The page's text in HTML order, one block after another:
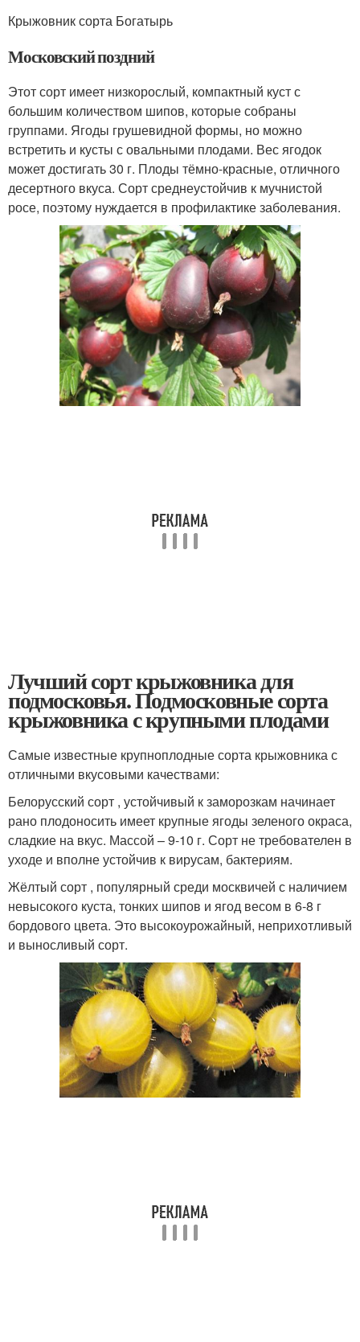
Крыжовник сорта Богатырь
Московский поздний
Этот сорт имеет низкорослый, компактный куст с
большим количеством шипов, которые собраны
группами. Ягоды грушевидной формы, но можно
встретить и кусты с овальными плодами. Вес ягодок
может достигать 30 г. Плоды тёмно-красные, отличного
десертного вкуса. Сорт среднеустойчив к мучнистой
росе, поэтому нуждается в профилактике заболевания.
Лучший сорт крыжовника для
подмосковья. Подмосковные сорта
крыжовника с крупными плодами
Самые известные крупноплодные сорта крыжовника с
отличными вкусовыми качествами:
Белорусский сорт , устойчивый к заморозкам начинает
рано плодоносить имеет крупные ягоды зеленого окраса,
сладкие на вкус. Массой – 9-10 г. Сорт не требователен в
уходе и вполне устойчив к вирусам, бактериям.
Жёлтый сорт , популярный среди москвичей с наличием
невысокого куста, тонких шипов и ягод весом в 6-8 г
бордового цвета. Это высокоурожайный, неприхотливый
и выносливый сорт.